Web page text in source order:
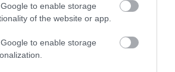
to enable storage
of the website or app.
to enable storage